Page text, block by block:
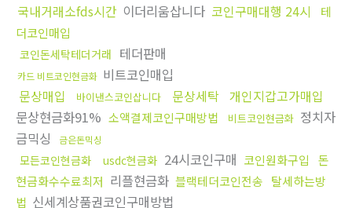
국내거래소fds시간 이더리움삽니다 코인구매대행 24시
테
더코인매입
코인돈세탁테더거래 테더판매
카드 비트코인현금화 비트코인매입
문상매입
바이낸스코인삽니다 문상세탁 개인지갑고가매입
문상현금화91% 소액결제코인구매방법 비트코인현금화 정치자
금믹싱
금은돈믹싱
모든코인현금화 usdc현금화 24시코인구매 코인원화구입
돈
현금화수수료최저 리플현금화 블랙테더코인전송 탈세하는방
법 신세계상품권코인구매방법